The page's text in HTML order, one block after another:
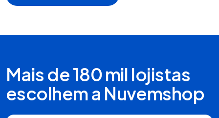
Mais de 180 mil lojistas
escolhem a Nuvemshop